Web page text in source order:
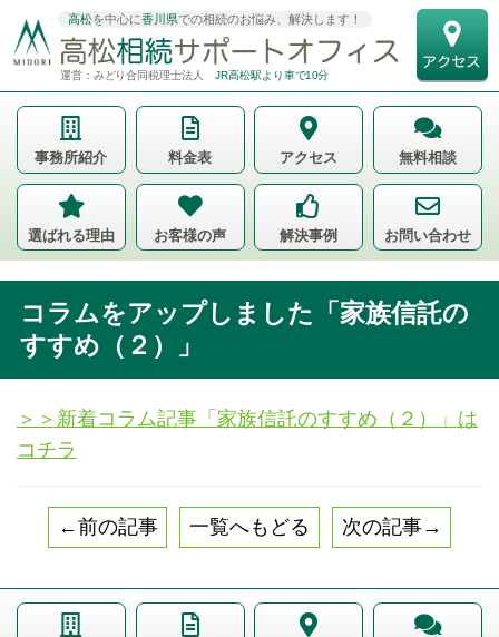
高松を中心に香川県での相続のお悩み、解決します！
運営：みどり合同税理士法人 JR高松駅より車で10分
事務所紹介 料金表 アクセス 無料相談
選ばれる理由 お客様の声 解決事例 お問い合わせ
コラムをアップしました「家族信託の
すすめ（２）」
＞＞新着コラム記事「家族信託のすすめ（２）」は
コチラ
←前の記事 一覧へもどる 次の記事→